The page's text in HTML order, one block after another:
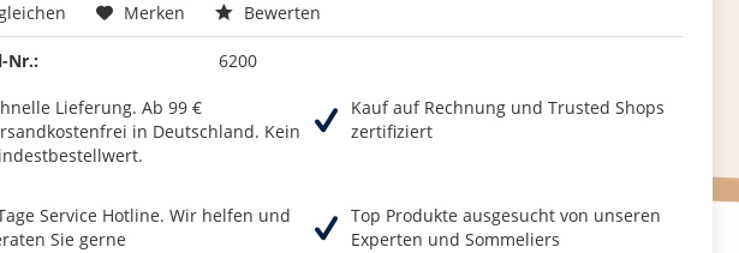
Merken Bewerten
Nr.: 6200
Lieferung. Ab 99 €
in Deutschland. Kein
Kauf auf Rechnung und Trusted Shops
zertifiziert
Service Hotline. Wir helfen und
Sie gerne
Top Produkte ausgesucht von unseren
Experten und Sommeliers